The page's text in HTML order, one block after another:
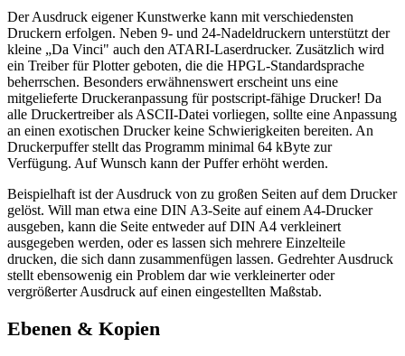
Der Ausdruck eigener Kunstwerke kann mit verschiedensten
Druckern erfolgen. Neben 9- und 24-Nadeldruckern unterstützt der
kleine „Da Vinci" auch den ATARI-Laserdrucker. Zusätzlich wird
ein Treiber für Plotter geboten, die die HPGL-Standardsprache
beherrschen. Besonders erwähnenswert erscheint uns eine
mitgelieferte Druckeranpassung für postscript-fähige Drucker! Da
alle Druckertreiber als ASCII-Datei vorliegen, sollte eine Anpassung
an einen exotischen Drucker keine Schwierigkeiten bereiten. An
Druckerpuffer stellt das Programm minimal 64 kByte zur
Verfügung. Auf Wunsch kann der Puffer erhöht werden.
Beispielhaft ist der Ausdruck von zu großen Seiten auf dem Drucker
gelöst. Will man etwa eine DIN A3-Seite auf einem A4-Drucker
ausgeben, kann die Seite entweder auf DIN A4 verkleinert
ausgegeben werden, oder es lassen sich mehrere Einzelteile
drucken, die sich dann zusammenfügen lassen. Gedrehter Ausdruck
stellt ebensowenig ein Problem dar wie verkleinerter oder
vergrößerter Ausdruck auf einen eingestellten Maßstab.
Ebenen & Kopien